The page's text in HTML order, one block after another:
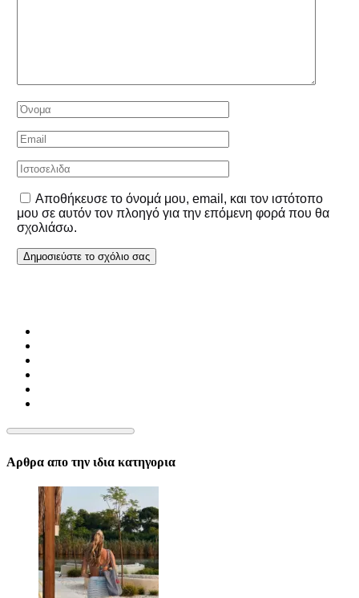
Αποθήκευσε το όνομά μου, email, και τον ιστότοπο
μου σε αυτόν τον πλοηγό για την επόμενη φορά που θα
σχολιάσω.
Αρθρα απο την ιδια κατηγορια